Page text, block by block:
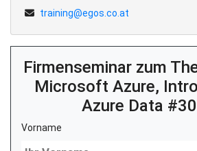
training@egos.co.at
Firmenseminar zum
Microsoft Azure,
Azure Data
Vorname